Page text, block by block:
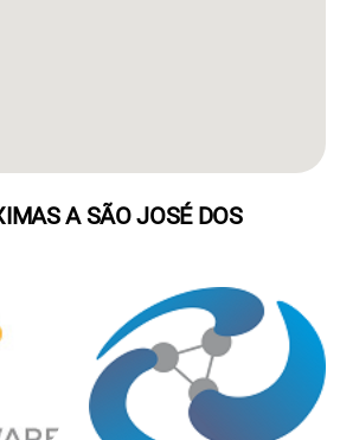
A SÃO JOSÉ DOS